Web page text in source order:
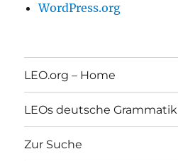
WordPress.org
LEO.org – Home
LEOs deutsche Grammatik
Zur Suche